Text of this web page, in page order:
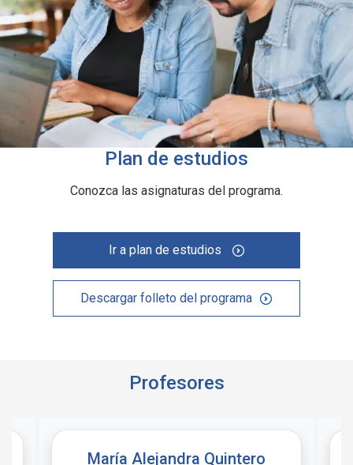
Plan de estudios
Conozca las asignaturas del programa.
Ir a plan de estudios
Descargar folleto del programa
Profesores
María Alejandra Quintero